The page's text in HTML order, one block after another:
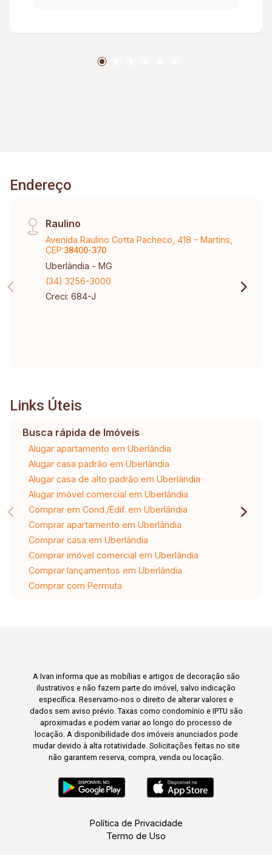
Agende sua visita com um de nossos
Endereço
Raulino
Avenida Raulino Cotta Pacheco, 418 - Martins,
CEP:38400-370
Uberlândia - MG
(34) 3256-3000
Creci: 684-J
Links Úteis
Busca rápida de Imóveis
Alugar apartamento em Uberlândia
Alugar casa padrão em Uberlândia
Alugar casa de alto padrão em Uberlândia
Alugar imóvel comercial em Uberlândia
Comprar em Cond./Edif. em Uberlândia
Comprar apartamento em Uberlândia
Comprar casa em Uberlândia
Comprar imóvel comercial em Uberlândia
Comprar lançamentos em Uberlândia
Comprar com Permuta
A Ivan informa que as mobílias e artigos de decoração são
ilustrativos e não fazem parte do imóvel, salvo indicação
específica. Reservamo-nos o direito de alterar valores e
dados sem aviso prévio. Taxas como condomínio e IPTU são
aproximadas e podem variar ao longo do processo de
locação. A disponibilidade dos imóveis anunciados pode
mudar devido à alta rotatividade. Solicitações feitas no site
não garantem reserva, compra, venda ou locação.
Política de Privacidade
Termo de Uso